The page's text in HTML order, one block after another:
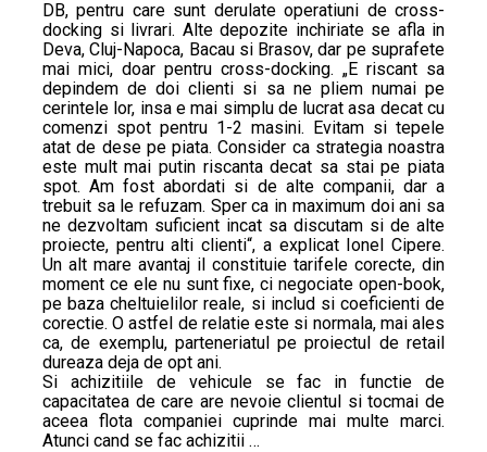
DB, pentru care sunt derulate operatiuni de cross-
docking si livrari. Alte depozite inchiriate se afla in
Deva, Cluj-Napoca, Bacau si Brasov, dar pe suprafete
mai mici, doar pentru cross-docking. „E riscant sa
depindem de doi clienti si sa ne pliem numai pe
cerintele lor, insa e mai simplu de lucrat asa decat cu
comenzi spot pentru 1-2 masini. Evitam si tepele
atat de dese pe piata. Consider ca strategia noastra
este mult mai putin riscanta decat sa stai pe piata
spot. Am fost abordati si de alte companii, dar a
trebuit sa le refuzam. Sper ca in maximum doi ani sa
ne dezvoltam suficient incat sa discutam si de alte
proiecte, pentru alti clienti“, a explicat Ionel Cipere.
Un alt mare avantaj il constituie tarifele corecte, din
moment ce ele nu sunt fixe, ci negociate open-book,
pe baza cheltuielilor reale, si includ si coeficienti de
corectie. O astfel de relatie este si normala, mai ales
ca, de exemplu, parteneriatul pe proiectul de retail
dureaza deja de opt ani.
Si achizitiile de vehicule se fac in functie de
capacitatea de care are nevoie clientul si tocmai de
aceea flota companiei cuprinde mai multe marci.
Atunci cand se fac achizitii …